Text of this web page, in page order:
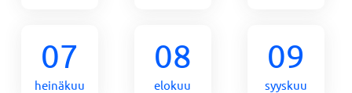
07
heinäkuu
08
elokuu
09
syyskuu